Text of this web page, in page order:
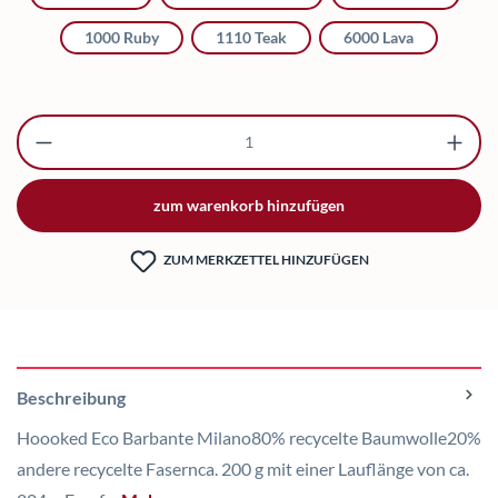
1000 Ruby 1110 Teak 6000 Lava
Produkt Anzahl: Gib den gewünschten Wert
zum warenkorb hinzufügen
ZUM MERKZETTEL HINZUFÜGEN
Beschreibung
Hoooked Eco Barbante Milano80% recycelte Baumwolle20%
andere recycelte Fasernca. 200 g mit einer Lauflänge von ca.